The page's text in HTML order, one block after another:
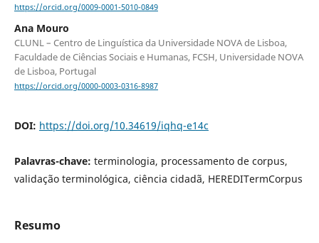
https://orcid.org/0009-0001-5010-0849
Ana Mouro
CLUNL – Centro de Linguística da Universidade NOVA de Lisboa,
Faculdade de Ciências Sociais e Humanas, FCSH, Universidade NOVA
de Lisboa, Portugal
https://orcid.org/0000-0003-0316-8987
DOI: https://doi.org/10.34619/iqhq-e14c
Palavras-chave: terminologia, processamento de corpus,
validação terminológica, ciência cidadã, HEREDITermCorpus
Resumo